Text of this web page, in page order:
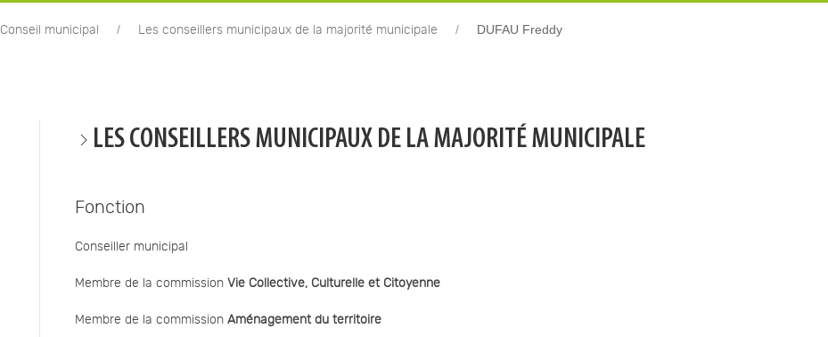
Conseil municipal Les conseillers municipaux de la majorité municipale DUFAU Freddy
LES CONSEILLERS MUNICIPAUX DE LA MAJORITÉ MUNICIPALE
Fonction
Conseiller municipal
Membre de la commission Vie Collective, Culturelle et Citoyenne
Membre de la commission Aménagement du territoire